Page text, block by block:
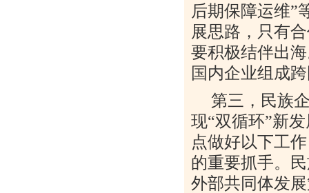
后期保障运维”
展思路，只有
要积极结伴出
国内企业组成
第三，民族
现“双循环”新
点做好以下工
的重要抓手。
外部共同体发